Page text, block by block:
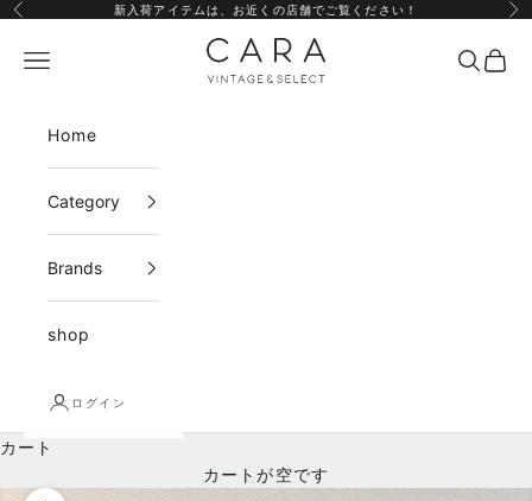
コンテンツへスキップ
前へ 新入荷アイテムは、 お近くの店舗でご覧ください！ 次
CARA vintage&select
メニュー 検索カー
Home
Category
Brands
shop
ログイン
カート
カートが空です